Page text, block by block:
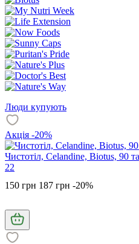
Люди купують
Акція -20%
Чистотіл, Celandine, Biotus, 90
22
150 грн 187 грн -20%